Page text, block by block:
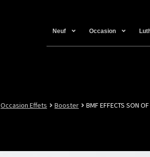
Neuf Occasion
Occasion Effets Booster BMF EFFECTS SON